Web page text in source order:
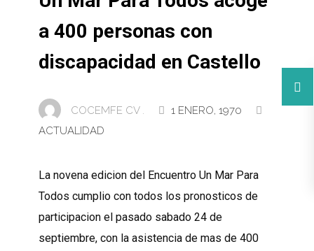
a 400 personas con
discapacidad en Castello
COCEMFE CV .
1 ENERO, 1970
ACTUALIDAD
La novena edicion del Encuentro Un Mar Para
Todos cumplio con todos los pronosticos de
participacion el pasado sabado 24 de
septiembre, con la asistencia de mas de 400